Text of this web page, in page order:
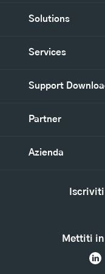
Solutions
Services
Support
Partner
Azienda
Mettiti in